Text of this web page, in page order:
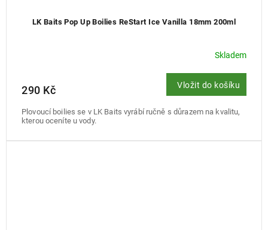
LK Baits Pop Up Boilies ReStart Ice Vanilla 18mm 200ml
Skladem
290 Kč Vložit do košíku
Plovoucí boilies se v LK Baits vyrábí ručně s důrazem na kvalitu,
kterou oceníte u vody.